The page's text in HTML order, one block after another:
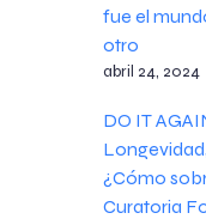
fue el
otro
abril 24, 2024
DO IT
¿Cómo
Curatoria